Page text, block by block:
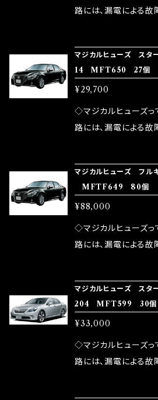
ドリング安定化（静粛
など、これらの効果は
モータースポーツシー
品化を果たしております
中に漏電してしまう。
ズが、マジカルヒュー
ヒューズの効果 マジ
果・接触抵抗低減効果
発揮します。 ・アクセ
ドリング安定化（静粛
など、これらの効果は
モータースポーツシ
品化を果たしております
路には、漏電による
路として、各回路への
しかし、ヒューズに
ます。 1.溶接回路であるため、配線と比較し抵抗
が大きい。 2.金属部
中に漏電してしまう。
ズが、マジカルヒュー
ヒューズの効果 マジ
果・接触抵抗低減効果
発揮します。 ・アクセ
ドリング安定化（静粛
など、これらの効果は
モータースポーツシー
品化を果たしております
マジカルヒューズ スタ
14 MFT650 27個
¥29,700
◇マジカルヒューズっ
路には、漏電による
路として、各回路への
しかし、ヒューズに
ます。 1.溶接回路であるため、配線と比較し抵抗
が大きい。 2.金属部
中に漏電してしまう。
ズが、マジカルヒュー
ヒューズの効果 マジ
果・接触抵抗低減効果
発揮します。 ・アクセ
ドリング安定化（静粛
マジカルヒューズ フ
MFTF649 80個
¥88,000
◇マジカルヒューズっ
路には、漏電による
路として、各回路への
しかし、ヒューズに
ます。 1.溶接回路であるため、配線と比較し抵抗
が大きい。 2.金属部
中に漏電してしまう。
マジカルヒューズ ス
204 MFT599 30個
¥33,000
◇マジカルヒューズっ
路には、漏電による